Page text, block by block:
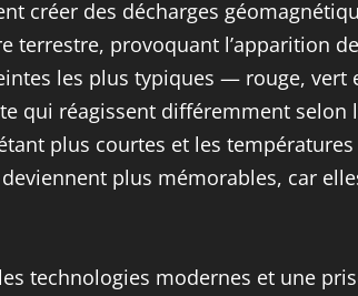
créer des décharges
terrestre, provoquant l’apparition
les plus typiques — rouge,
qui réagissent différemment
plus courtes et les
plus mémorables, car
technologies modernes et une